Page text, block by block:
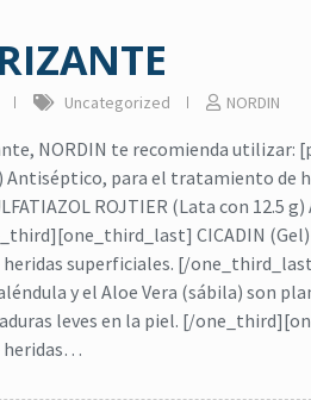
Uncategorized NORDIN
NORDIN te recomienda utilizar:
Antiséptico, para el tratamiento de
ROJTIER (Lata con
CICADIN
superficiales. [/
y el Aloe Vera (sábila) son
leves en la piel. [/
heridas…